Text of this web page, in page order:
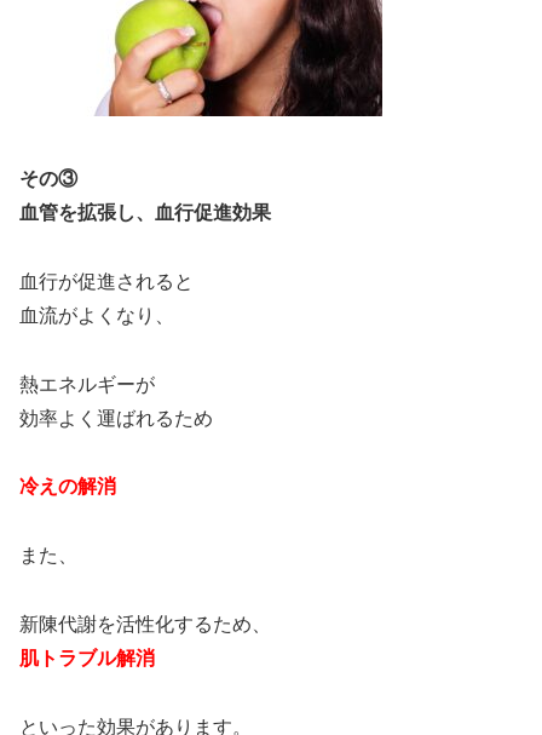
その③
血管を拡張し、血行促進効果
血行が促進されると
血流がよくなり、
熱エネルギーが
効率よく運ばれるため
冷えの解消
また、
新陳代謝を活性化するため、
肌トラブル解消
といった効果があります。